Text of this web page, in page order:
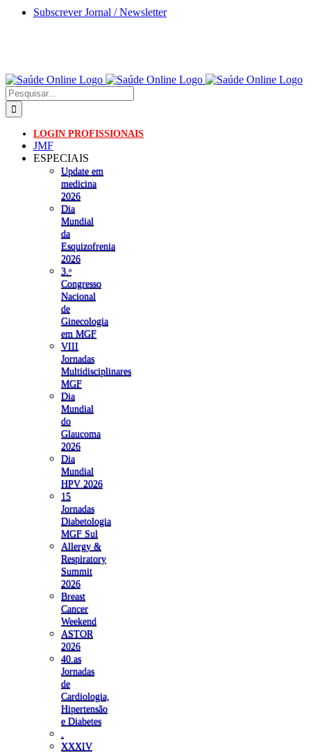
Skip
Subscrever Jornal / Newsletter
Pesquisar
LOGIN PROFISSIONAIS
JMF
ESPECIAIS
Update em
medicina
2026
Dia
Mundial
da
Esquizofrenia
2026
3.ᵒ
Congresso
Nacional
de
Ginecologia
em MGF
VIII
Jornadas
Multidisciplinares
MGF
Dia
Mundial
do
Glaucoma
2026
Dia
Mundial
HPV 2026
15
Jornadas
Diabetologia
MGF Sul
Allergy &
Respiratory
Summit
2026
Breast
Cancer
Weekend
ASTOR
2026
40.as
Jornadas
de
Cardiologia,
Hipertensão
e Diabetes
XXXIV